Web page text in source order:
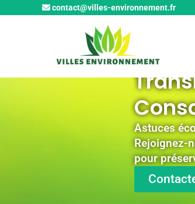
contact@villes-environnement.fr
Astuces
Rejoignez-
pour